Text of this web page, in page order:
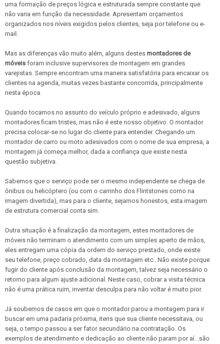
uma formação de preços lógica e estruturada sempre constante que
não varia em função da necessidade. Apresentam orçamentos
organizados nos níveis exigidos pelos clientes, seja por telefone ou e-
mail.
Mas as diferenças vão muito além, alguns destes montadores de
móveis foram inclusive supervisores de montagem em grandes
varejistas. Sempre encontram uma maneira satisfatória para encaixar os
clientes na agenda, muitas vezes bastante concorrida, principalmente
nesta época.
Quando tocamos no assunto do veículo próprio e adesivado, alguns
montadores ficam tristes, mas não é este nosso objetivo. O montador
precisa colocar-se no lugar do cliente para entender. Chegando um
montador de carro ou moto adesivados com o nome de sua empresa, a
montagem já começa melhor, dada a confiança que existe nesta
questão subjetiva.
Sabemos que o serviço pode ser o mesmo independente se chega de
ônibus ou helicóptero (ou com o carrinho dos Flintstones como na
imagem divertida), mas para o cliente, sejamos honestos, esta imagem
de estrutura comercial conta sim.
Outra situação é a finalização da montagem, estes montadores de
móveis não terminam o atendimento com um simples aperto de mãos,
eles entregam uma cópia da ordem do serviço prestado, onde existe
seu telefone, preço cobrado, data da montagem etc...Não existe porque
fugir do cliente após conclusão da montagem, talvez seja necessário o
retorno para algum ajuste adicional. Neste caso, cobrar a visita técnica
não é uma prática ruim, inventar desculpa para não voltar é muito pior.
Já soubemos de casos em que o montador parou a montagem para ir
buscar em uma padaria próxima, itens que sua cliente necessitava, ou
seja, o tempo passou a ser fator secundário na contratação. Os
exemplos de atendimento e dedicação ao cliente não param por aí...são